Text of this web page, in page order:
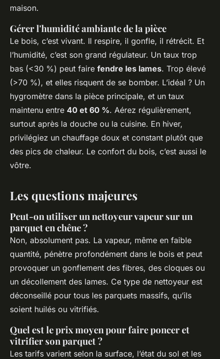
maison.
Gérer l'humidité ambiante de la pièce
Le bois, c’est vivant. Il respire, il gonfle, il rétrécit. Et
l’humidité, c’est son grand régulateur. Un taux trop
bas (<30 %) peut faire fendre les lames. Trop élevé
(>70 %), et elles risquent de se bomber. L’idéal ? Un
hygromètre dans la pièce principale, et un taux
maintenu entre 40 et 60 %. Aérez régulièrement,
surtout après la douche ou la cuisine. En hiver,
privilégiez un chauffage doux et constant plutôt que
des pics de chaleur. Le confort du bois, c’est aussi le
vôtre.
Les questions majeures
Peut-on utiliser un nettoyeur vapeur sur un
parquet en chêne ?
Non, absolument pas. La vapeur, même en faible
quantité, pénètre profondément dans le bois et peut
provoquer un gonflement des fibres, des cloques ou
un décollement des lames. Ce type de nettoyeur est
déconseillé pour tous les parquets massifs, qu’ils
soient huilés ou vitrifiés.
Quel est le prix moyen pour faire poncer et
vitrifier son parquet ?
Les tarifs varient selon la surface, l’état du sol et les